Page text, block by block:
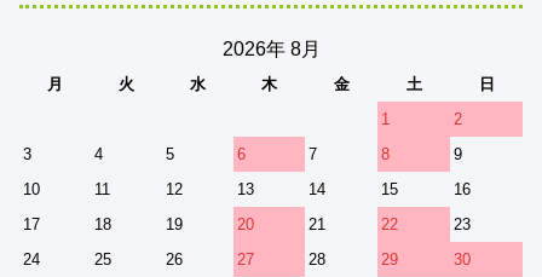
2026年 8月
月 火 水 木 金 土
日
1
2
3
4 5 6 7 8
9
10
11 12 13 14 15
16
17
18 19 20 21 22
23
24
25 26 27 28 29
30